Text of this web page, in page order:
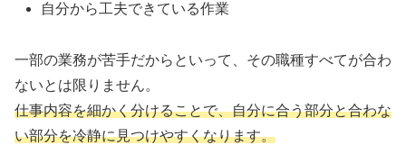
自分から工夫できている作業
一部の業務が苦手だからといって、その職種すべてが合わ
ないとは限りません。
仕事内容を細かく分けることで、自分に合う部分と合わな
い部分を冷静に見つけやすくなります。